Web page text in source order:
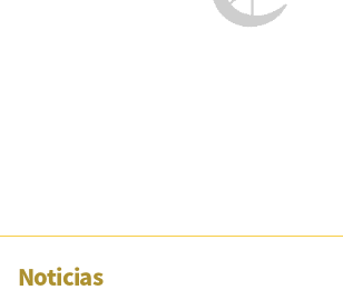
Noticias